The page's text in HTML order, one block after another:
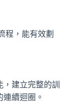
，能有效劃
建立完整的訓
續迴圈。